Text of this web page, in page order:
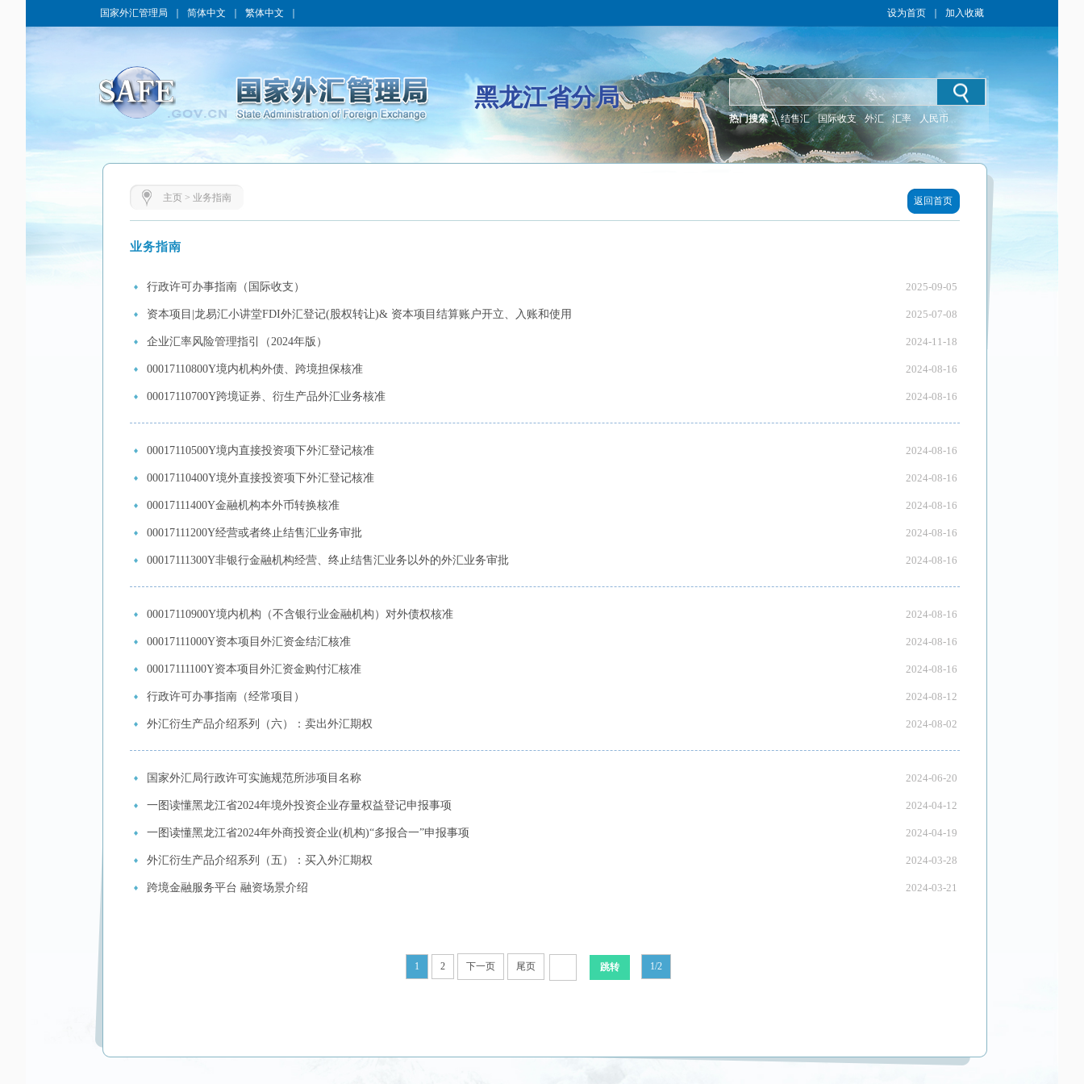
国家外汇管理局 简体中文 繁体中文 设为首页 加入收藏
黑龙江省分局
热门搜索： 结售汇 国际收支 外汇 汇率 人民币
主页> 业务指南 返回首页
业务指南
行政许可办事指南（国际收支） 2025-09-05
资本项目|龙易汇小讲堂FDI外汇登记(股权转让)& 资本项目结算账户开立、入账和使用 2025-07-08
企业汇率风险管理指引（2024年版） 2024-11-18
00017110800Y境内机构外债、跨境担保核准 2024-08-16
00017110700Y跨境证券、衍生产品外汇业务核准 2024-08-16
00017110500Y境内直接投资项下外汇登记核准 2024-08-16
00017110400Y境外直接投资项下外汇登记核准 2024-08-16
00017111400Y金融机构本外币转换核准 2024-08-16
00017111200Y经营或者终止结售汇业务审批 2024-08-16
00017111300Y非银行金融机构经营、终止结售汇业务以外的外汇业务审批 2024-08-16
00017110900Y境内机构（不含银行业金融机构）对外债权核准 2024-08-16
00017111000Y资本项目外汇资金结汇核准 2024-08-16
00017111100Y资本项目外汇资金购付汇核准 2024-08-16
行政许可办事指南（经常项目）​ 2024-08-12
外汇衍生产品介绍系列（六）：卖出外汇期权 2024-08-02
国家外汇局行政许可实施规范所涉项目名称 2024-06-20
一图读懂黑龙江省2024年境外投资企业存量权益登记申报事项 2024-04-12
一图读懂黑龙江省2024年外商投资企业(机构)“多报合一”申报事项 2024-04-19
外汇衍生产品介绍系列（五）：买入外汇期权 2024-03-28
跨境金融服务平台 融资场景介绍 2024-03-21
1 2 下一页 尾页 1/2